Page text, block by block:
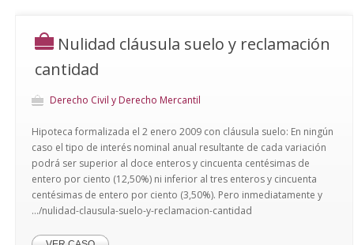
Nulidad cláusula suelo y reclamación
cantidad
Derecho Civil y Derecho Mercantil
Hipoteca formalizada el 2 enero 2009 con cláusula suelo: En ningún
caso el tipo de interés nominal anual resultante de cada variación
podrá ser superior al doce enteros y cincuenta centésimas de
entero por ciento (12,50%) ni inferior al tres enteros y cincuenta
centésimas de entero por ciento (3,50%). Pero inmediatamente y
.../nulidad-clausula-suelo-y-reclamacion-cantidad